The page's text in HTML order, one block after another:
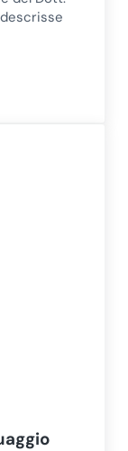
per la malattia di